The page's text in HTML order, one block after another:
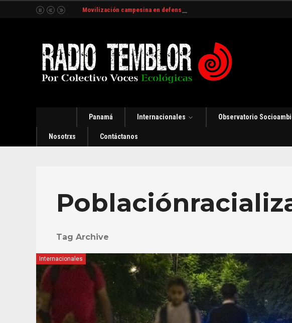
Movilización campesina en defensa del Río Indio en Panamá [Audio]
Panamá Internacionales Observatorio
Nosotrxs Contáctanos
Tag Archive
Internacionales